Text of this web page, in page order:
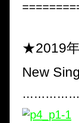
★2019
New